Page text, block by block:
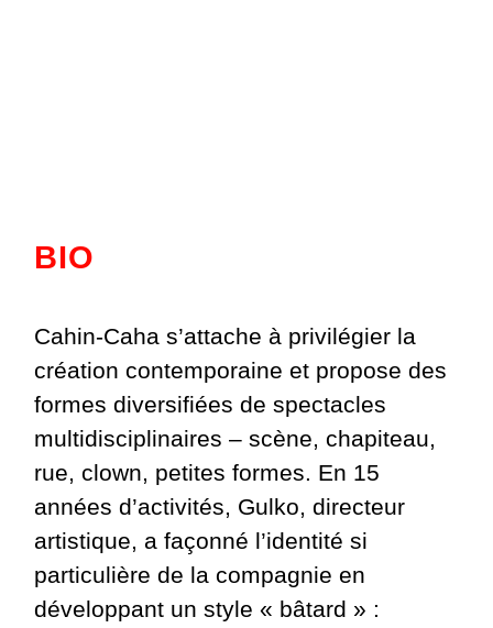
BIO
Cahin-Caha s’attache à privilégier la
création contemporaine et propose des
formes diversifiées de spectacles
multidisciplinaires – scène, chapiteau,
rue, clown, petites formes. En 15
années d’activités, Gulko, directeur
artistique, a façonné l’identité si
particulière de la compagnie en
développant un style « bâtard » :